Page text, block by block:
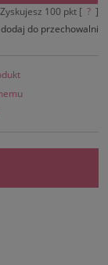
Zyskujesz 100 pkt [ ? ]
dodaj do przechowalni